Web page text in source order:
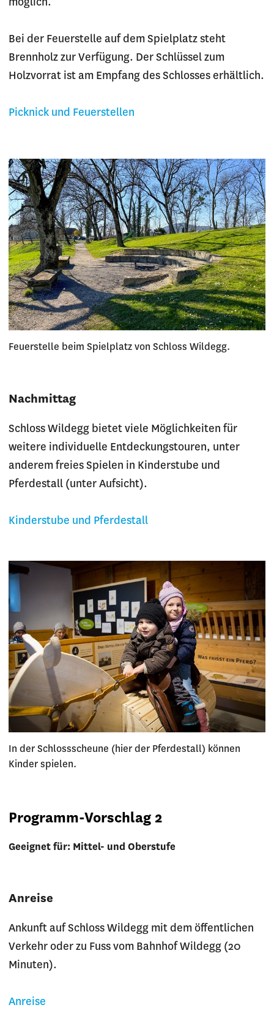
möglich.
Bei der Feuerstelle auf dem Spielplatz steht
Brennholz zur Verfügung. Der Schlüssel zum
Holzvorrat ist am Empfang des Schlosses erhältlich.
Picknick und Feuerstellen
Feuerstelle beim Spielplatz von Schloss Wildegg.
Nachmittag
Schloss Wildegg bietet viele Möglichkeiten für
weitere individuelle Entdeckungstouren, unter
anderem freies Spielen in Kinderstube und
Pferdestall (unter Aufsicht).
Kinderstube und Pferdestall
In der Schlossscheune (hier der Pferdestall) können
Kinder spielen.
Programm-Vorschlag 2
Geeignet für: Mittel- und Oberstufe
Anreise
Ankunft auf Schloss Wildegg mit dem öffentlichen
Verkehr oder zu Fuss vom Bahnhof Wildegg (20
Minuten).
Anreise